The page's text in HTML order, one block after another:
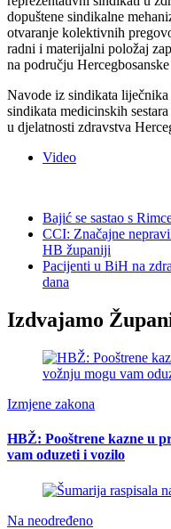
dopuštene sindikalne
otvaranje kolektivnih
radni i materijalni položaj
na području
Navode iz sindikata
sindikata medicinskih
u djelatnosti zdravstva
Video
Bajić se sastao s
CCI: Značajne
HB županiji
Pacijenti u BiH na
dana
Izdvajamo
Izmjene zakona
HBŽ: Pooštrene kazne u
vam oduzeti i vozilo
Na neodređeno